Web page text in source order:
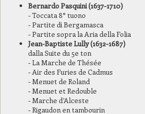
Bernardo Pasquini (1637-1710)
- Toccata 8° tuono
- Partite di Bergamasca
- Partite sopra la Aria della Folia
Jean-Baptiste Lully (1632-1687)
dalla Suite du 5e ton
- La Marche de Thésée
- Air des Furies de Cadmus
- Menuet de Roland
- Menuet et Redouble
- Marche d’Alceste
- Rigaudon en tambourin